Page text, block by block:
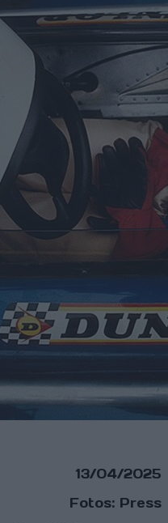
13/04/2025
Fotos: Press